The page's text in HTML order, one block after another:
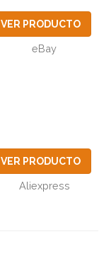
VER PRODUCTO
eBay
VER PRODUCTO
Aliexpress